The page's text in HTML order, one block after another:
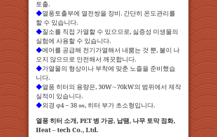
토출.
◆열풍토출부에 열전쌍을 장비. 간단히 온도관리를
할 수 있습니다.
◆질소를 직접 가열할 수 있으므로, 싫증성 미생물의
실험에 사용할 수 있습니다.
◆에어를 공급해 전기가열해서 내뿜는 것 뿐, 불이 나
오지 않으므로 안전해서 깨끗합니다.
◆가열물의 형상이나 부착에 맞춘 노즐을 준비했습
니다.
◆열풍 히터의 용량은, 30W∼70kW의 범위에서 제작
실적이 있습니다.
◆외경 φ4 ~ 38 ㎜, 히터 부가 초소형입니다.
열풍 히터 소개, PET 병 가공, 납땜, 나무 토막 점화,
Heat – tech Co., Ltd.